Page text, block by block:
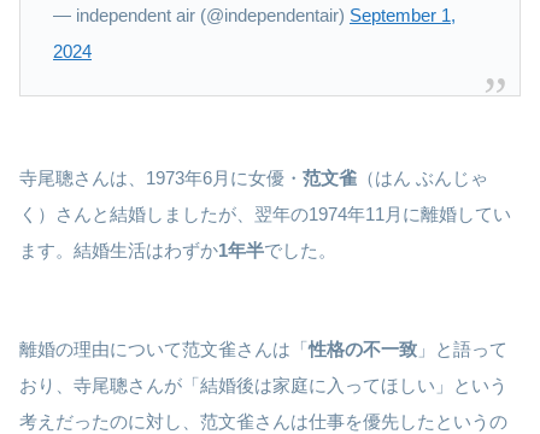
— independent air (@independentair) September 1,
2024
寺尾聰さんは、1973年6月に女優・ 范文雀 （はん ぶんじゃ
く）さんと結婚しましたが、翌年の1974年11月に離婚してい
ます。結婚生活はわずか1年半でした。
離婚の理由について范文雀さんは「性格の不一致 」と語って
おり、寺尾聰さんが「結婚後は家庭に入ってほしい」という
考えだったのに対し、范文雀さんは仕事を優先したというの